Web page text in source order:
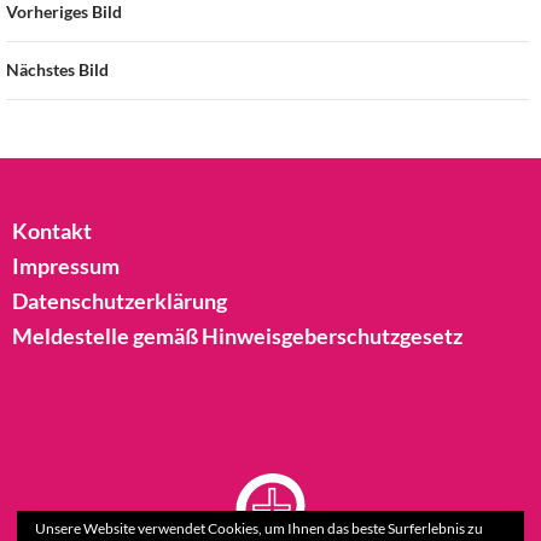
Vorheriges Bild
Nächstes Bild
Kontakt
Impressum
Datenschutzerklärung
Meldestelle gemäß Hinweisgeberschutzgesetz
Unsere Website verwendet Cookies, um Ihnen das beste Surferlebnis zu